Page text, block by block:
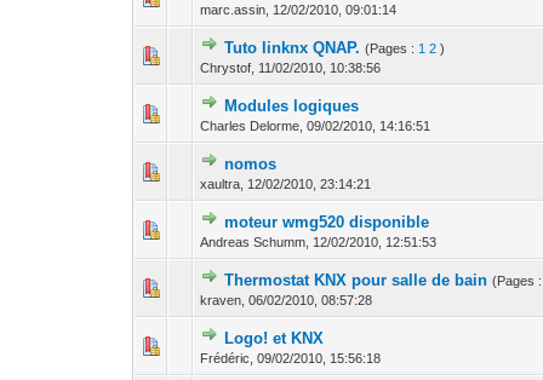
marc.assin, 12/02/2010, 09:01:14
Tuto linknx QNAP. (Pages : 1 2 )
Chrystof, 11/02/2010, 10:38:56
0 Votes - 0 sur 5
Modules logiques
Charles Delorme,09/02/2010, 14:16:51
nomos
xaultra, 12/02/2010, 23:14:21
moteur wmg520 disponible
Andreas Schumm, 12/02/2010, 12:51:53
0 Votes - 0 sur 5
Thermostat KNX pour salle de bain (Pages :
kraven,06/02/2010, 08:57:28
0 Votes - 0 sur 512
Logo! et KNX
Frédéric,09/02/2010, 15:56:18